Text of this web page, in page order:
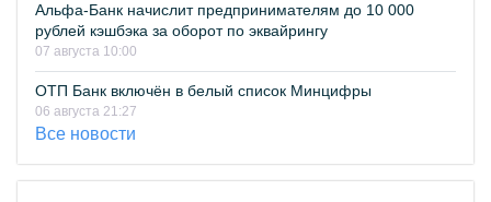
Альфа-Банк начислит предпринимателям до 10 000
рублей кэшбэка за оборот по эквайрингу
07 августа 10:00
ОТП Банк включён в белый список Минцифры
06 августа 21:27
Все новости